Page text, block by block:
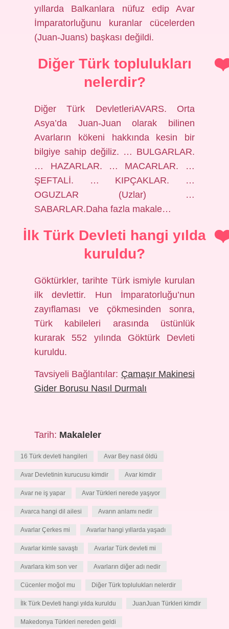
yıllarda Balkanlara nüfuz edip Avar
İmparatorluğunu kuranlar cücelerden
(Juan-Juans) başkası değildi.
Diğer Türk toplulukları
nelerdir?
Diğer Türk DevletleriAVARS. Orta
Asya’da Juan-Juan olarak bilinen
Avarların kökeni hakkında kesin bir
bilgiye sahip değiliz. … BULGARLAR.
… HAZARLAR. … MACARLAR. …
ŞEFTALİ. … KIPÇAKLAR. …
OGUZLAR (Uzlar) …
SABARLAR.Daha fazla makale…
İlk Türk Devleti hangi yılda
kuruldu?
Göktürkler, tarihte Türk ismiyle kurulan
ilk devlettir. Hun İmparatorluğu’nun
zayıflaması ve çökmesinden sonra,
Türk kabileleri arasında üstünlük
kurarak 552 yılında Göktürk Devleti
kuruldu.
Tavsiyeli Bağlantılar: Çamaşır Makinesi
Gider Borusu Nasıl Durmalı
Tarih: Makaleler
16 Türk devleti hangileri Avar Bey nasıl öldü
Avar Devletinin kurucusu kimdir Avar kimdir
Avar ne iş yapar Avar Türkleri nerede yaşıyor
Avarca hangi dil ailesi Avarın anlamı nedir
Avarlar Çerkes mi Avarlar hangi yıllarda yaşadı
Avarlar kimle savaştı Avarlar Türk devleti mi
Avarlara kim son ver Avarların diğer adı nedir
Cücenler moğol mu Diğer Türk toplulukları nelerdir
İlk Türk Devleti hangi yılda kuruldu JuanJuan Türkleri kimdir
Makedonya Türkleri nereden geldi